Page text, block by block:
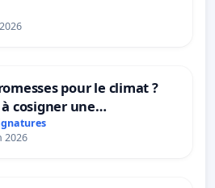
pour le climat ?
cosigner une
des ministres
du climat et de
2026